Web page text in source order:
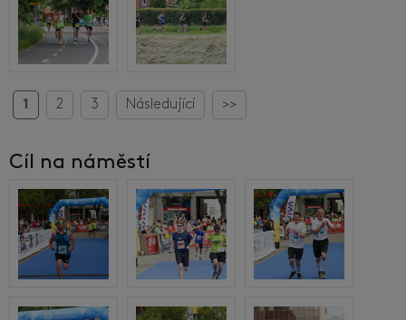
1 2 3 Následující >>
Cíl na náměstí